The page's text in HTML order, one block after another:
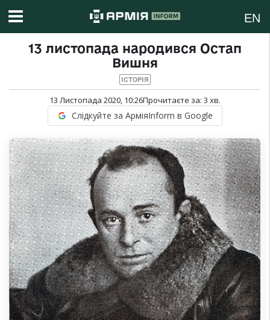
EN
13 листопада народився Остап
Вишня
ІСТОРІЯ
13 Листопада 2020, 10:26Прочитаєте за: 3 хв.
Слідкуйте за АрміяInform в Google